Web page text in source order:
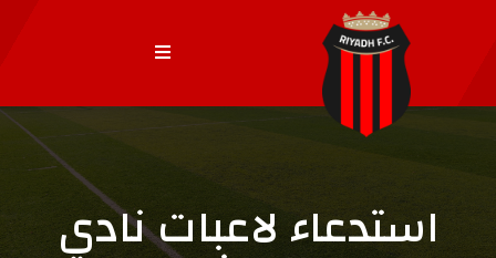
استدعاء لاعبات نادي